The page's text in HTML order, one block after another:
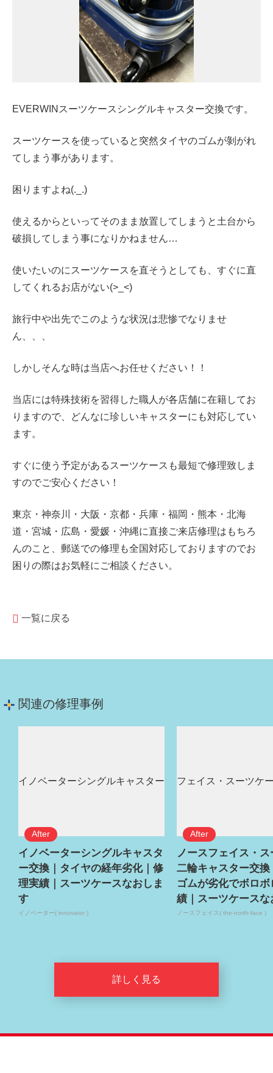
EVERWINスーツケースシングルキャスター交換です。
スーツケースを使っていると突然タイヤのゴムが剝がれ
てしまう事があります。
困りますよね(._.)
使えるからといってそのまま放置してしまうと土台から
破損してしまう事になりかねません…
使いたいのにスーツケースを直そうとしても、すぐに直
してくれるお店がない(>_<)
旅行中や出先でこのような状況は悲惨でなりませ
ん、、、
しかしそんな時は当店へお任せください！！
当店には特殊技術を習得した職人が各店舗に在籍してお
りますので、どんなに珍しいキャスターにも対応してい
ます。
すぐに使う予定があるスーツケースも最短で修理致しま
すのでご安心ください！
東京・神奈川・大阪・京都・兵庫・ 福岡・熊本・北海
道・宮城・広島・愛媛・沖縄に直接ご来店修理はもちろ
んのこと、郵送での修理も全国対応しておりますのでお
困りの際はお気軽にご相談ください。
一覧に戻る
関連の修理事例
イノベーターシングルキャスタ
ー交換｜タイヤの経年劣化｜修
理実績｜スーツケースなおしま
す
イノベーター( innovator )
ノースフェイス・
二輪キャスター交換
ゴムが劣化でボロ
績｜スーツケースな
ノースフェイス( the-north-face )
詳しく見る